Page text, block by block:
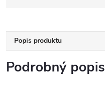
Popis produktu
Podrobný popis